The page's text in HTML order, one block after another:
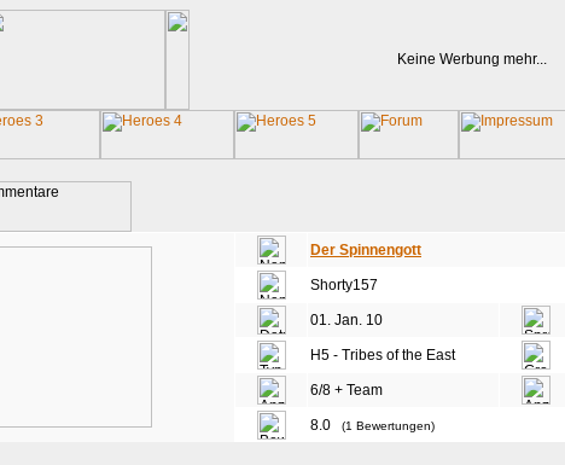
Keine Werbung mehr...
Der Spinnengott
Shorty157
01. Jan. 10
H5 - Tribes of the East
6/8 + Team
8.0 (1 Bewertungen)